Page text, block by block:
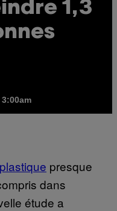
1,3
presque
dans
étude a